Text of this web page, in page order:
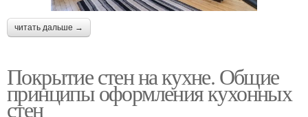
читать дальше →
Покрытие стен на кухне. Общие
принципы оформления кухонных
стен